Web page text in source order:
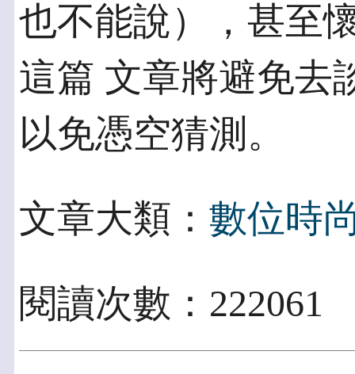
也不能說），甚至
這篇 文章將避免去
以免憑空猜測。
文章大類： 數位時
閱讀次數：